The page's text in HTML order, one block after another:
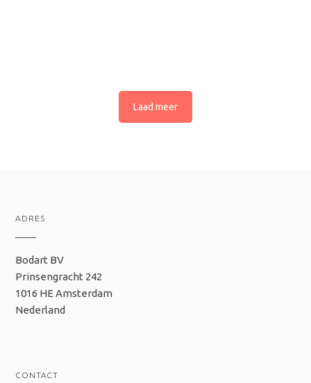
Laad meer
ADRES
Bodart BV
Prinsengracht 242
1016 HE Amsterdam
Nederland
CONTACT